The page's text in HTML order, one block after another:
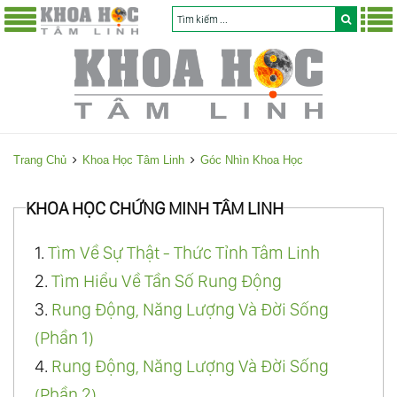
Trang Chủ Khoa Học Tâm Linh Góc Nhìn Khoa Học
KHOA HỌC CHỨNG MINH TÂM LINH
1. Tìm Về Sự Thật - Thức Tỉnh Tâm Linh
2. Tìm Hiểu Về Tần Số Rung Động
3. Rung Động, Năng Lượng Và Đời Sống
(Phần 1)
4. Rung Động, Năng Lượng Và Đời Sống